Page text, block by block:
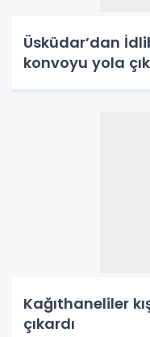
Üsküdar’dan
konvoyu yola
Kağıthaneliler
çıkardı